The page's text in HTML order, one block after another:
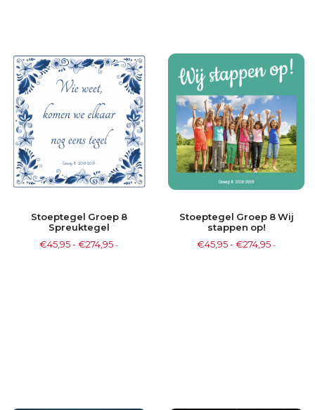
Stoeptegel Groep 8
Spreuktegel
€45,95-€274,95 -
Stoeptegel Groep 8 Wij
stappen op!
€45,95-€274,95 -